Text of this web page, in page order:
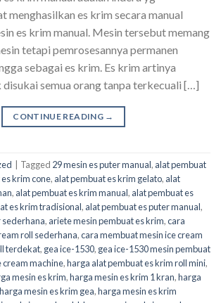
menghasilkan es krim secara manual
es krim manual. Mesin tersebut memang
tetapi pemrosesannya permanen
sebagai es krim. Es krim artinya
disukai semua orang tanpa terkecuali […]
CONTINUE READING →
Tagged 29 mesin es puter manual, alat pembuat
krim cone, alat pembuat es krim gelato, alat
, alat pembuat es krim manual, alat pembuat es
es krim tradisional, alat pembuat es puter manual,
sederhana, ariete mesin pembuat es krim,cara
roll sederhana,cara membuat mesin ice cream
terdekat, gea ice-1530, gea ice-1530 mesin pembuat
cream machine,harga alat pembuat es krim roll mini,
mesin es krim,harga mesin es krim 1 kran,harga
harga mesin es krim gea,harga mesin es krim